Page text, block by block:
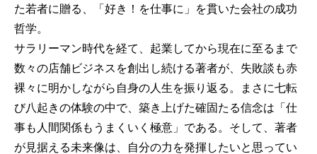
た若者に贈る、「好き！を仕事に」を貫いた会社の成功
哲学。
サラリーマン時代を経て、起業してから現在に至るまで
数々の店舗ビジネスを創出し続ける著者が、失敗談も赤
裸々に明かしながら自身の人生を振り返る。まさに七転
び八起きの体験の中で、築き上げた確固たる信念は「仕
事も人間関係もうまくいく極意」である。そして、著者
が見据える未来像は、自分の力を発揮したいと思ってい